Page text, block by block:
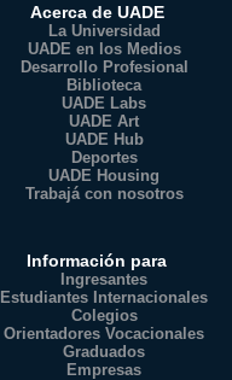
Acerca de UADE
La Universidad
UADE en los Medios
Desarrollo Profesional
Biblioteca
UADE Labs
UADE Art
UADE Hub
Deportes
UADE Housing
Trabajá con nosotros
Información para
Ingresantes
Estudiantes Internacionales
Colegios
Orientadores Vocacionales
Graduados
Empresas